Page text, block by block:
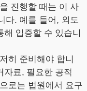
진행할 때는 이 사
다. 예를 들어, 외도
해 입증할 수 있습니
히 준비해야 합니
자료, 필요한 공적
로는 법원에서 요구